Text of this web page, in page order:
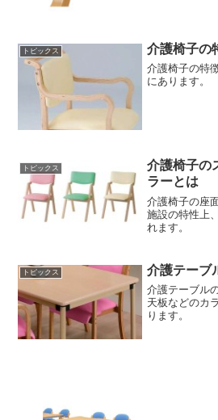
トピックス 介護椅子の
介護椅子の特
にあります。
トピックス
介護椅子の
ラーとは
介護椅子の座
施設の特性上
れます。
トピックス 介護テーブ
介護テーブル
天板などのカ
ります。